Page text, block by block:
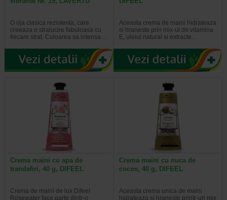
manichiura.
Insa acest lucru nu inseamna ca trebuie sa anulati
unghiile curate, prezentabile si hidratate, iar acest lucru
presupune si folosirea unor produse de ingrijire a mainilor si
unghiilor.
Produse de baza absolut necesare pentru
ingrijirea mainilor si unghiilor:
crema reparatoare pentru maini
ulei pentru unghii si cuticule
dizolvant cu acetona
balsam pentru maini si unghii
lac de unghii
O oja clasica rezistenta, care
creeaza o stralucire fabuloasa cu
fiecare strat. Culoarea sa intensa…
Aceasta crema de maini hidrateaza
si hraneste prin mix-ul de vitamina
E, uleiul natural si extracte…
Crema maini cu apa de
trandafiri, 40 g, DIFEEL
Crema de maini de lux Difeel
Rosewater face parte dintr-o
Crema maini cu nuca de
cocos, 40 g, DIFEEL
Aceasta crema unica de maini
hidrateaza si hraneste printr-un mix